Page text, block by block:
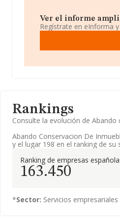
Ver el informe
Regístrate en eInforma
Rankings
Consulte la evolución de
Abando Conservacion De
y el lugar 198 en el ranking de
Ranking de empresas
163.450
*Sector: Servicios empresariales